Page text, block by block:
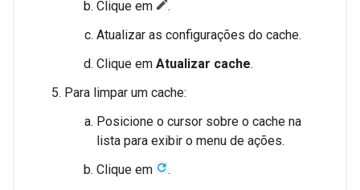
Clique em
.
Atualizar as configurações do cache.
Clique em Atualizar cache.
Para limpar um cache:
Posicione o cursor sobre o cache na
lista para exibir o menu de ações.
Clique em
.